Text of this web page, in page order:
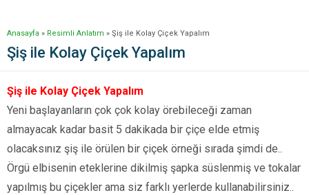
Anasayfa » Resimli Anlatım » Şiş ile Kolay Çiçek Yapalım
Şiş ile Kolay Çiçek Yapalım
Şiş ile Kolay Çiçek Yapalım
Yeni başlayanların çok çok kolay örebileceği zaman
almayacak kadar basit 5 dakikada bir çiçe elde etmiş
olacaksınız şiş ile örülen bir çiçek örneği sırada şimdi de..
Örgü elbisenin eteklerine dikilmiş şapka süslenmiş ve tokalar
yapılmış bu çiçekler ama siz farklı yerlerde kullanabilirsiniz..